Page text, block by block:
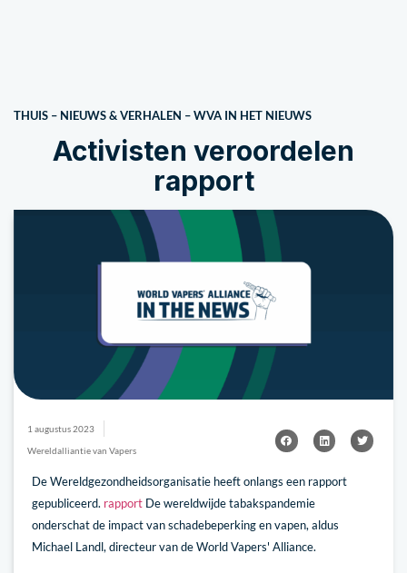
THUIS – NIEUWS & VERHALEN –WVA IN HET NIEUWS
Activisten veroordelen
rapport
1 augustus 2023
Wereldalliantie van Vapers
De Wereldgezondheidsorganisatie heeft onlangs een rapport
gepubliceerd. rapport De wereldwijde tabakspandemie
onderschat de impact van schadebeperking en vapen, aldus
Michael Landl, directeur van de World Vapers' Alliance.